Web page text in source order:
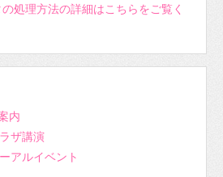
処理方法の詳細はこちらをご覧く
内
ザ講演
アルイベント